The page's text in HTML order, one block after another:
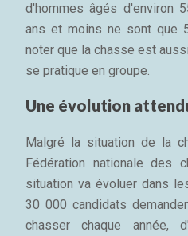
d'hommes âgés d'environ
ans et moins ne sont que
noter que la chasse est
se pratique en groupe.
Une évolution
Malgré la situation de la
Fédération nationale des
situation va évoluer dans
30 000 candidats
chasser chaque année,